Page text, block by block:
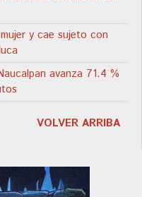
y cae sujeto con
avanza 71.4 %
VOLVER ARRIBA